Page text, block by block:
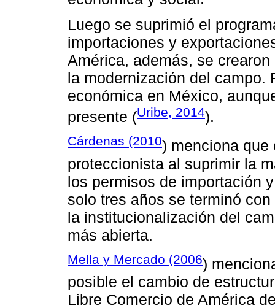
Luego se suprimió el
importaciones y
América, además, se
la modernización del campo.
económica en México,
presente (Uribe, 2014).
Cárdenas (2010) menciona que
proteccionista al suprimir la
los permisos de importación
solo tres años se terminó
la institucionalización del
más abierta.
Mella y Mercado (2006)
posible el cambio de
Libre Comercio de América